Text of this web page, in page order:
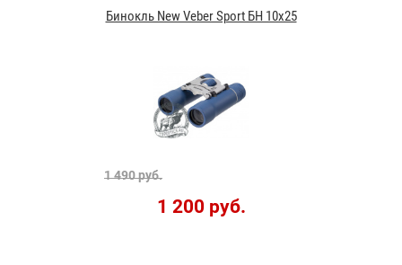
Бинокль New Veber Sport БН 10x25
1 490 руб.
1 200 руб.